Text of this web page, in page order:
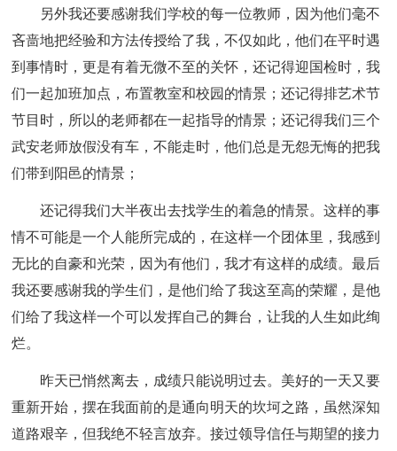
另外我还要感谢我们学校的每一位教师，因为他们毫不
吝啬地把经验和方法传授给了我，不仅如此，他们在平时遇
到事情时，更是有着无微不至的关怀，还记得迎国检时，我
们一起加班加点，布置教室和校园的情景；还记得排艺术节
节目时，所以的老师都在一起指导的情景；还记得我们三个
武安老师放假没有车，不能走时，他们总是无怨无悔的把我
们带到阳邑的情景；
还记得我们大半夜出去找学生的着急的情景。这样的事
情不可能是一个人能所完成的，在这样一个团体里，我感到
无比的自豪和光荣，因为有他们，我才有这样的成绩。最后
我还要感谢我的学生们，是他们给了我这至高的荣耀，是他
们给了我这样一个可以发挥自己的舞台，让我的人生如此绚
烂。
昨天已悄然离去，成绩只能说明过去。美好的一天又要
重新开始，摆在我面前的是通向明天的坎坷之路，虽然深知
道路艰辛，但我绝不轻言放弃。接过领导信任与期望的接力